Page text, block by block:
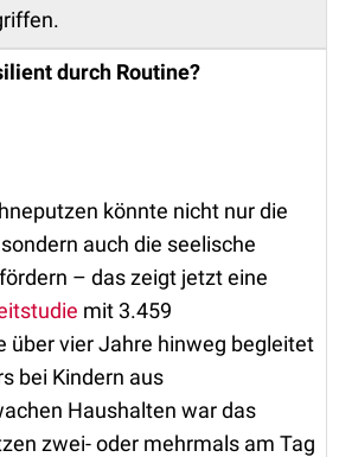
durch Routine?
könnte nicht nur die
auch die seelische
– das zeigt jetzt eine
mit 3.459
über vier Jahre hinweg begleitet
bei Kindern aus
Haushalten war das
zwei- oder mehrmals am Tag